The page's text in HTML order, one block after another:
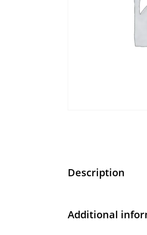
Description
Additional